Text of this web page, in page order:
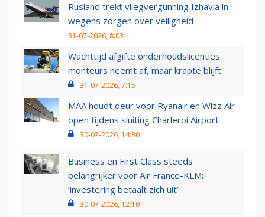
Rusland trekt vliegvergunning Izhavia in
wegens zorgen over veiligheid
31-07-2026, 8:03
Wachttijd afgifte onderhoudslicenties
monteurs neemt af, maar krapte blijft
31-07-2026, 7:15
MAA houdt deur voor Ryanair en Wizz Air
open tijdens sluiting Charleroi Airport
30-07-2026, 14:30
Business en First Class steeds
belangrijker voor Air France-KLM:
‘investering betaalt zich uit’
30-07-2026, 12:10